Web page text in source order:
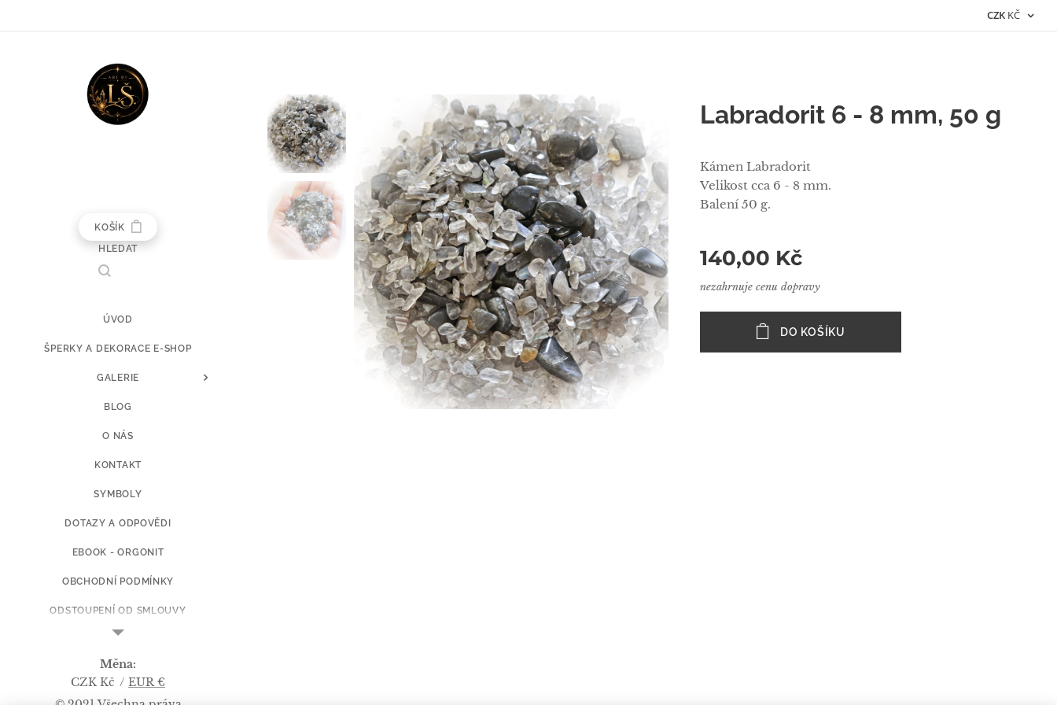
CZK KČ
KOŠÍK
HLEDAT
ÚVOD
ŠPERKY A DEKORACE E-SHOP
GALERIE
BLOG
O NÁS
KONTAKT
SYMBOLY
DOTAZY A ODPOVĚDI
EBOOK - ORGONIT
OBCHODNÍ PODMÍNKY
ODSTOUPENÍ OD SMLOUVY
KOPIE Z ART BY L.Š.
Labradorit 6 - 8 mm, 50 g
Kámen Labradorit
Velikost cca 6 - 8 mm.
Balení 50 g.
140,00 Kč
nezahrnuje cenu dopravy
DO KOŠÍKU
Měna
CZK Kč
EUR €